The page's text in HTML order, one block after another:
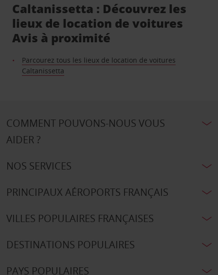
Caltanissetta : Découvrez les
lieux de location de voitures
Avis à proximité
Parcourez tous les lieux de location de voitures
Caltanissetta
COMMENT POUVONS-NOUS VOUS
AIDER ?
NOS SERVICES
PRINCIPAUX AÉROPORTS FRANÇAIS
VILLES POPULAIRES FRANÇAISES
DESTINATIONS POPULAIRES
PAYS POPULAIRES